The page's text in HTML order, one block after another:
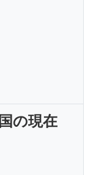
の現在